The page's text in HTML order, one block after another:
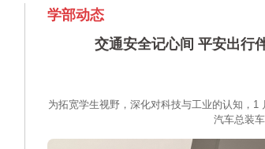
学部动态
交通安全记心间 平安出
为拓宽学生视野，深化对科技与工业的认知，
汽车总装